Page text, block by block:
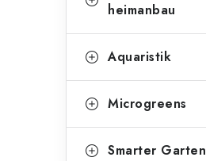
n
i
r
n
heimanbau
Aquaristik
Microgreens
Smarter Garten